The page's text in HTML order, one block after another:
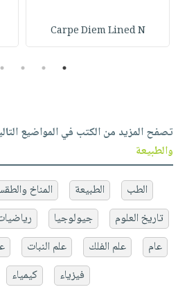
Carpe Diem Lined N
1
2
3
4
تصفح المزيد من الكتب في المواضيع
والطبيعة
الطب الطبيعة المناخ
تاريخ العلوم
جيولوجيا
عام
علم الفلك علم النبات
فيزياء
كيمياء